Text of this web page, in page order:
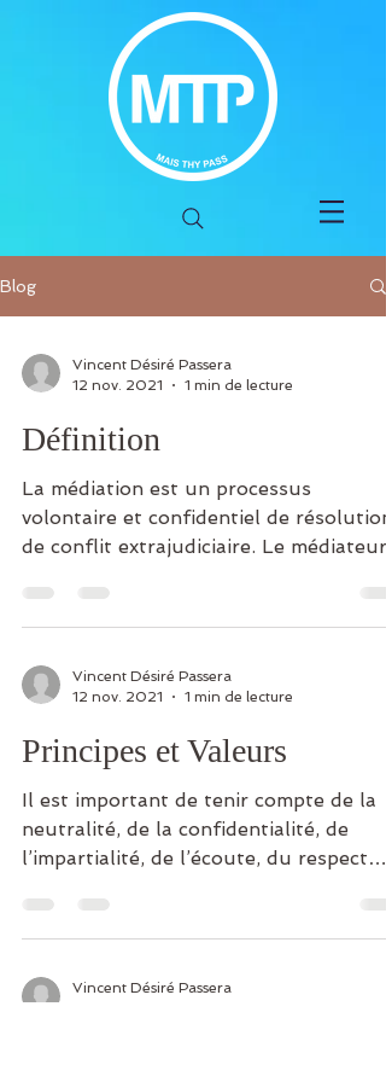
Blog
Vincent Désiré Passera
12 nov. 2021
1 min de lecture
Définition
La médiation est un processus
volontaire et confidentiel de résolution
de conflit extrajudiciaire. Le médiateur
Vincent Désiré Passera
12 nov. 2021
1 min de lecture
Principes et Valeurs
Il est important de tenir compte de la
neutralité, de la confidentialité, de
l’impartialité, de l’écoute, du respect
Vincent Désiré Passera